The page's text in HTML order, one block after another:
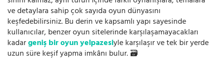
ve detaylara sahip çok sayıda oyun dünyasını
keşfedebilirsiniz. Bu derin ve kapsamlı yapı sayesinde
kullanıcılar, benzer oyun sitelerinde karşılaşamayacakları
kadargeniş bir oyun yelpazesiyle karşılaşır ve tek bir yerde
uzun süre keşif yapma imkânı bulur. 🗃️